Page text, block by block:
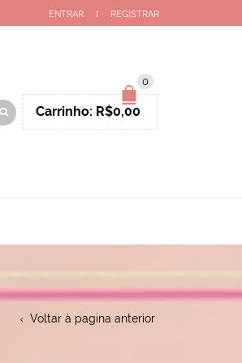
ENTRAR REGISTRAR
0
Carrinho: R$0,00
Voltar à pagina anterior